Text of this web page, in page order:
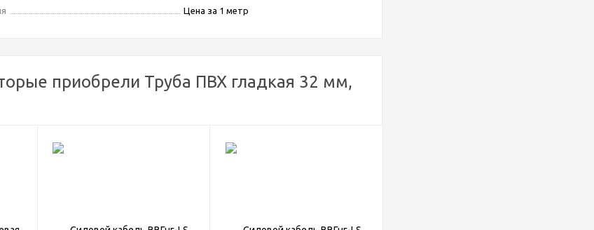
Цена за 1 метр
приобрели Труба ПВХ гладкая 32 мм,